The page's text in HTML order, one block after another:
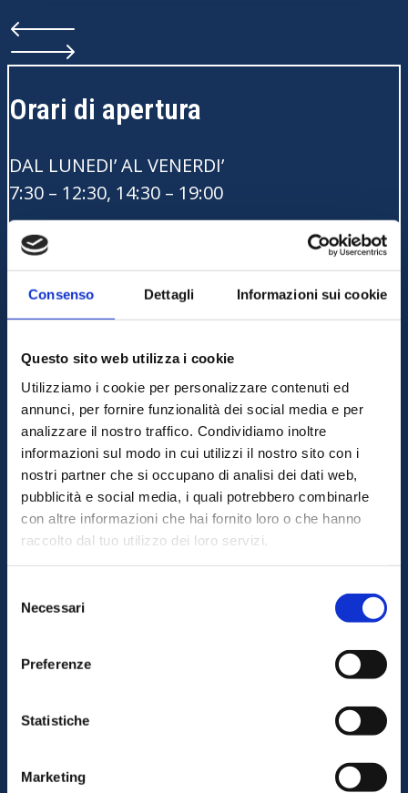
Consenso Dettagli Informazioni sui cookie
Questo sito web utilizza i cookie
Utilizziamo i cookie per personalizzare contenuti ed
annunci, per fornire funzionalità dei social media e per
analizzare il nostro traffico. Condividiamo inoltre
informazioni sul modo in cui utilizzi il nostro sito con i
nostri partner che si occupano di analisi dei dati web,
pubblicità e social media, i quali potrebbero combinarle
con altre informazioni che hai fornito loro o che hanno
raccolto dal tuo utilizzo dei loro servizi.
delNecessari
Preferenze
Statistiche
Marketing
Orari di apertura
DAL LUNEDI’ AL VENERDI’
7:30 – 12:30, 14:30 – 19:00
SABATO:
7:30 – 12:30
Prodotti disponibili
Benzina